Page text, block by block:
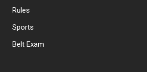
Rules
Sports
Belt Exam